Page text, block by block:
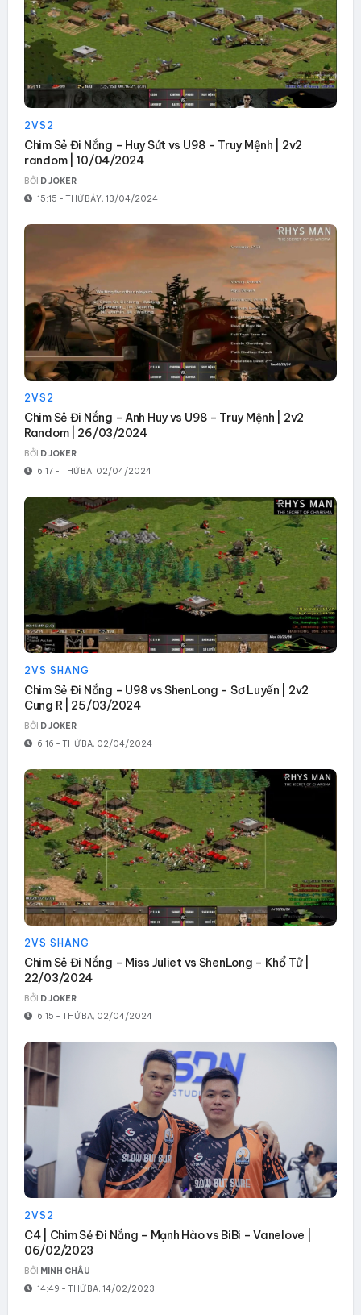
2VS2
Chim Sẻ Đi Nắng – Huy Sứt vs U98 – Truy Mệnh | 2v2
random | 10/04/2024
BỞI D JOKER
15:15 - THỨ BẢY, 13/04/2024
2VS2
Chim Sẻ Đi Nắng – Anh Huy vs U98 – Truy Mệnh | 2v2
Random | 26/03/2024
BỞI D JOKER
6:17 - THỨ BA, 02/04/2024
2VS SHANG
Chim Sẻ Đi Nắng – U98 vs ShenLong – Sơ Luyến | 2v2
Cung R | 25/03/2024
BỞI D JOKER
6:16 - THỨ BA, 02/04/2024
2VS SHANG
Chim Sẻ Đi Nắng – Miss Juliet vs ShenLong – Khổ Tử |
22/03/2024
BỞI D JOKER
6:15 - THỨ BA, 02/04/2024
2VS2
C4 | Chim Sẻ Đi Nắng – Mạnh Hào vs BiBi – Vanelove |
06/02/2023
BỞI MINH CHÂU
14:49 - THỨ BA, 14/02/2023